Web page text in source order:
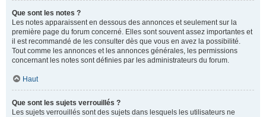
Que sont les notes ?
Les notes apparaissent en dessous des annonces et seulement sur la
première page du forum concerné. Elles sont souvent assez importantes et
il est recommandé de les consulter dès que vous en avez la possibilité.
Tout comme les annonces et les annonces générales, les permissions
concernant les notes sont définies par les administrateurs du forum.
Haut
Que sont les sujets verrouillés ?
Les sujets verrouillés sont des sujets dans lesquels les utilisateurs ne